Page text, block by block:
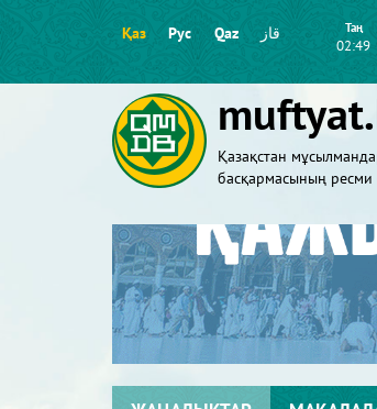
Қаз Рус Qaz قاز Таң
02:49
Қазақстан
басқармасының ресми